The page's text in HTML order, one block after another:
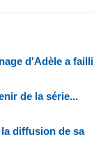
d'Adèle a failli
de la série...
diffusion de sa